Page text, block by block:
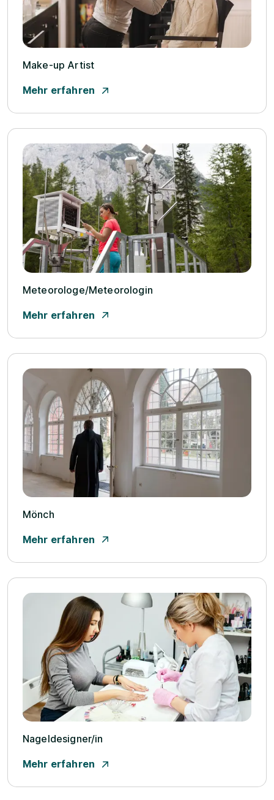
Make-up Artist
Mehr erfahren
Meteorologe/­Meteorologin
Mehr erfahren
Mönch
Mehr erfahren
Nageldesigner/­in
Mehr erfahren